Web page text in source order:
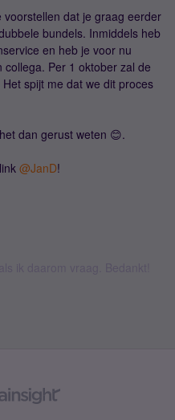
dat je graag eerder
bundels. Inmiddels heb
en heb je voor nu
Per 1 oktober zal de
spijt me dat we dit proces
dan gerust weten 😊.
@JanD!